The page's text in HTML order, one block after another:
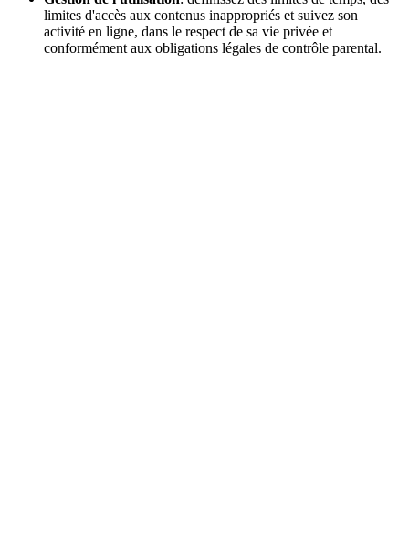
limites d'accès aux contenus inappropriés et suivez son
activité en ligne, dans le respect de sa vie privée et
conformément aux obligations légales de contrôle parental.